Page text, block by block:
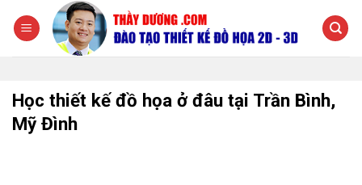
đến
Học thiết kế đồ họa ở đâu tại Trần Bình,
Mỹ Đình